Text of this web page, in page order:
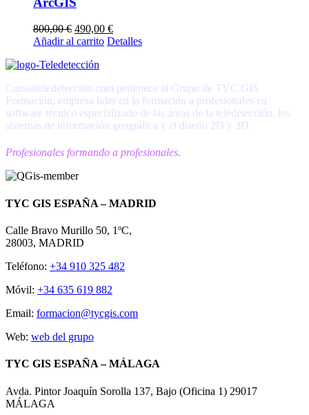
800,00€ Original
price
800,00 €.
490,00 €Current
price
Añadir al carrito Detalles
Cursosteledeteccion.com pertenece al Grupo de TYC GIS
Formación, empresa lider en la formación a profesionales en
software técnico especializado de las áreas de la teledetección, los
sistemas de información geográfica y el diseño 2D y 3D.
Profesionales formando a profesionales.
TYC GIS ESPAÑA – MADRID
Calle Bravo Murillo 50, 1ºC,
28003, MADRID
Teléfono: +34 910 325 482
Móvil: +34 635 619 882
Email: formacion@tycgis.com
Web: web del grupo
TYC GIS ESPAÑA – MÁLAGA
Avda. Pintor Joaquín Sorolla 137, Bajo (Oficina 1) 29017
MÁLAGA